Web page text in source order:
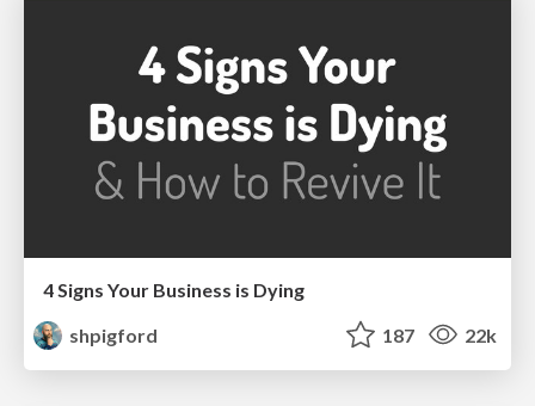
4 Signs Your Business is Dying
shpigford
187 22k